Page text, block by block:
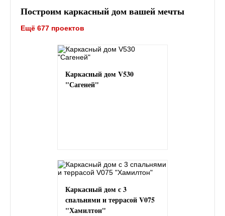
Построим каркасный дом вашей мечты
Ещё 677 проектов
Каркасный дом V530
"Сагеней"
Каркасный дом с 3
спальнями и террасой V075
"Хамилтон"